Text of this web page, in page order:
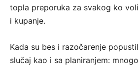
topla preporuka za svakog ko
i kupanje.
Kada su bes i razočarenje
slučaj kao i sa planiranjem: